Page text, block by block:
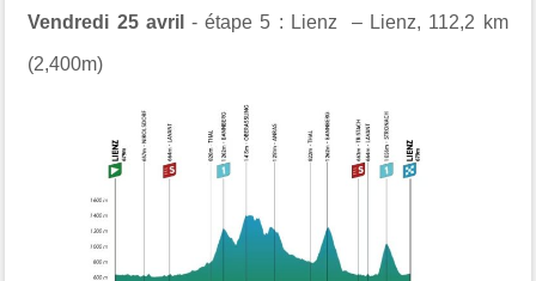
Vendredi 25 avril - étape 5 : Lienz – Lienz, 112,2 km
(2,400m)